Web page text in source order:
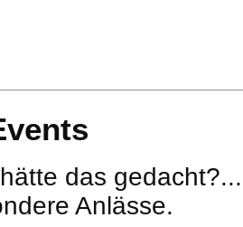
das
Anlässe.